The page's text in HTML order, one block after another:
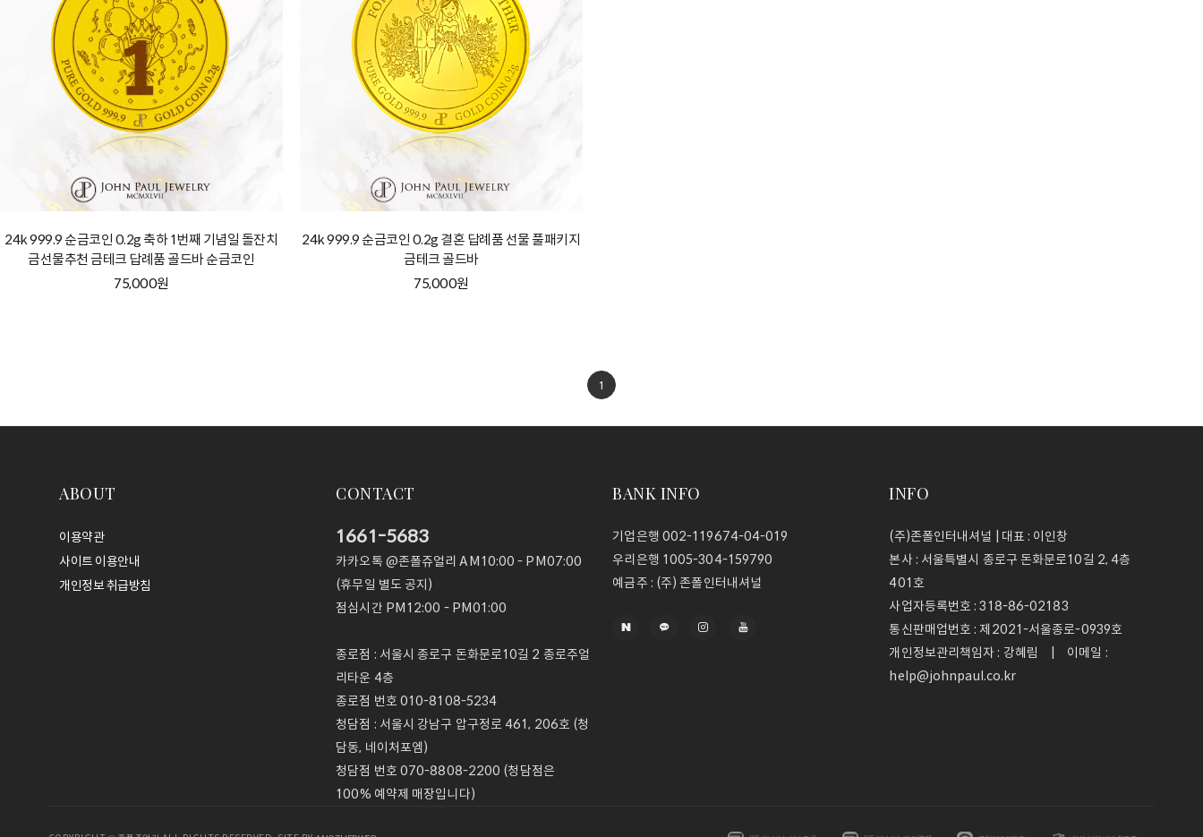
24k 999.9 순금코인 0.2g 축하 1번째 기념일 돌잔치
금선물추천 금테크 답례품 골드바 순금코인
75,000원
24k 999.9 순금코인 0.2g 결혼 답례품 선물 풀패키지
금테크 골드바
75,000원
1
ABOUT
이용약관
사이트 이용안내
개인정보 취급방침
CONTACT
1661-5683
카카오톡 @존폴쥬얼리 AM10:00 - PM07:00
(휴무일 별도 공지)
점심시간 PM12:00 - PM01:00
종로점 : 서울시 종로구 돈화문로10길 2 종로주얼
리타운 4층
종로점 번호 010-8108-5234
청담점 : 서울시 강남구 압구정로 461, 206호 (청
담동, 네이처포엠)
청담점 번호 070-8808-2200 (청담점은
100% 예약제 매장입니다)
BANK INFO
기업은행 002-119674-04-019
우리은행 1005-304-159790
예금주 : (주) 존폴인터내셔널
INFO
(주)존폴인터내셔널 | 대표 : 이인창
본사 : 서울특별시 종로구 돈화문로10길 2, 4층
401호
사업자등록번호 :318-86-02183
통신판매업번호 : 제2021-서울종로-0939호
개인정보관리책임자 : 강혜림 | 이메일 :
help@johnpaul.co.kr